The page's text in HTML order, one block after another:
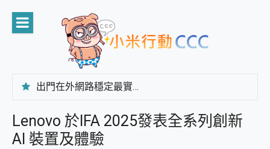
content
出門在外網路穩定最實在 「台灣大哥大」榮獲 4G/5G 在線率全球 NO.3 全台第一與全台六冠王實測心得，走到哪順到哪！
CP 值天花板~ Bongcom BS5 足球君開箱~ 短焦投影機 3千元就能擁有！ 折扣碼在這～
專為 PC上的 XBOX和掌機設計的 FireCuda X1070 SSD 固態硬碟開箱 評測
Lenovo 於IFA 2025發表全系列創新
AI 裝置及體驗